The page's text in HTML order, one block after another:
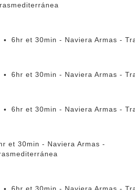
6hr et 30min - Naviera Armas -
6hr et 30min - Naviera Armas -
6hr et 30min - Naviera Armas -
et 30min - Naviera Armas -